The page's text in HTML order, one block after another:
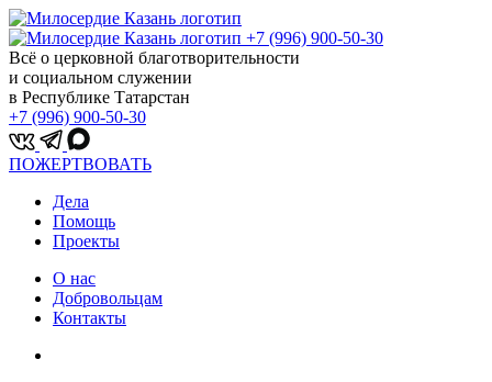
+7 (996) 900-50-30
Всё о церковной благотворительности
и социальном служении
в Республике Татарстан
+7 (996) 900-50-30
ПОЖЕРТВОВАТЬ
Дела
Помощь
Проекты
О нас
Добровольцам
Контакты